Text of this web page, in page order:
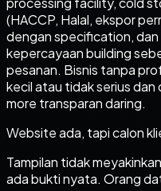
(HACCP, Halal, ekspor
dengan specification, dan
kepercayaan building
pesanan. Bisnis tanpa
kecil atau tidak serius
more transparan daring.
Website ada, tapi calon
Tampilan tidak
ada bukti nyata. Orang